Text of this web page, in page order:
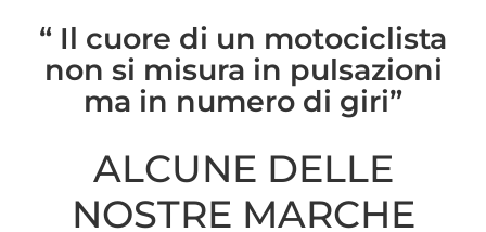
“ Il cuore di un motociclista
non si misura in pulsazioni
ma in numero di giri”
ALCUNE DELLE
NOSTRE MARCHE